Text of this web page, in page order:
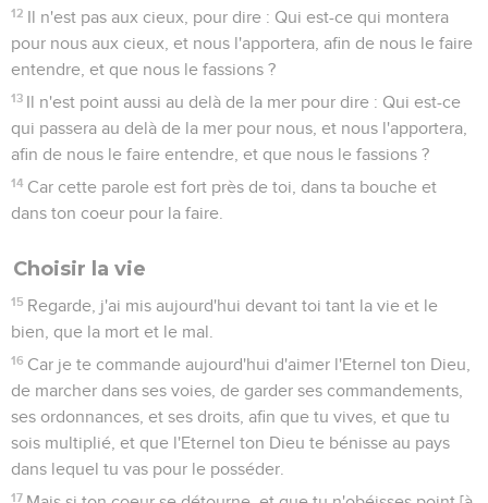
12 Il n'est pas aux cieux, pour dire : Qui est-ce qui montera
pour nous aux cieux, et nous l'apportera, afin de nous le faire
entendre, et que nous le fassions ?
13 Il n'est point aussi au delà de la mer pour dire : Qui est-ce
qui passera au delà de la mer pour nous, et nous l'apportera,
afin de nous le faire entendre, et que nous le fassions ?
14 Car cette parole est fort près de toi, dans ta bouche et
dans ton coeur pour la faire.
Choisir la vie
15 Regarde, j'ai mis aujourd'hui devant toi tant la vie et le
bien, que la mort et le mal.
16 Car je te commande aujourd'hui d'aimer l'Eternel ton Dieu,
de marcher dans ses voies, de garder ses commandements,
ses ordonnances, et ses droits, afin que tu vives, et que tu
sois multiplié, et que l'Eternel ton Dieu te bénisse au pays
dans lequel tu vas pour le posséder.
17